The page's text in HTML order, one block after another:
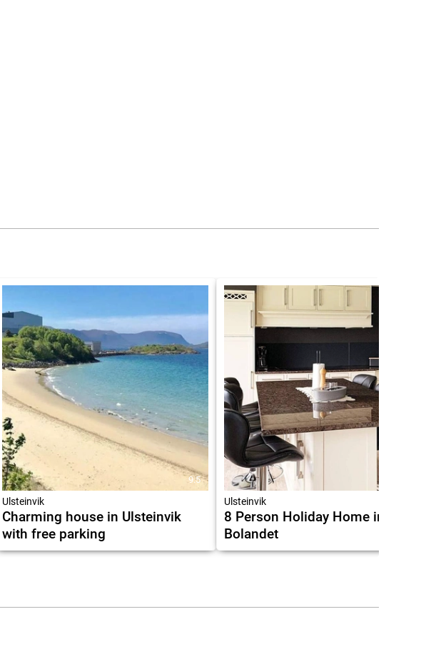
9.5
Ulsteinvik
Charming house in Ulsteinvik
with free parking
Ulsteinvik
8 Person Holiday Home in
Bolandet